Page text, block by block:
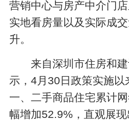
营销中心与房产中介门店
实地看房量以及实际成
升。
来自深圳市住房和
示，4月30日政策实施
一、二手商品住宅累计
幅增加52.9%，直观展